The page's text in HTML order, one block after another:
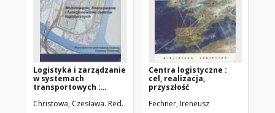
Logistyka i zarządzanie
w systemach
transportowych :
finansowanie i
Christowa, Czesława. Red.
Centra logistyczne :
cel, realizacja,
przyszłość
Fechner, Ireneusz